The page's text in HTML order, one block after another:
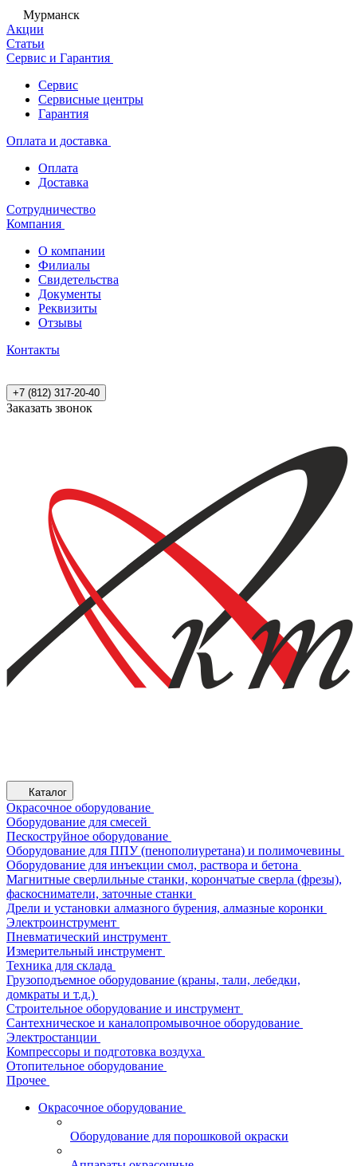
Мурманск
Акции
Статьи
Сервис и Гарантия
Сервис
Сервисные центры
Гарантия
Оплата и доставка
Оплата
Доставка
Сотрудничество
Компания
О компании
Филиалы
Свидетельства
Документы
Реквизиты
Отзывы
Контакты
+7 (812) 317-20-40
Заказать звонок
Каталог
Окрасочное оборудование
Оборудование для смесей
Пескоструйное оборудование
Оборудование для ППУ (пенополиуретана) и полимочевины
Оборудование для инъекции смол, раствора и бетона
Магнитные сверлильные станки, корончатые сверла (фрезы),
фаскосниматели, заточные станки
Дрели и установки алмазного бурения, алмазные коронки
Электроинструмент
Пневматический инструмент
Измерительный инструмент
Техника для склада
Грузоподъемное оборудование (краны, тали, лебедки,
домкраты и т.д.)
Строительное оборудование и инструмент
Сантехническое и каналопромывочное оборудование
Электростанции
Компрессоры и подготовка воздуха
Отопительное оборудование
Прочее
Окрасочное оборудование
Оборудование для порошковой окраски